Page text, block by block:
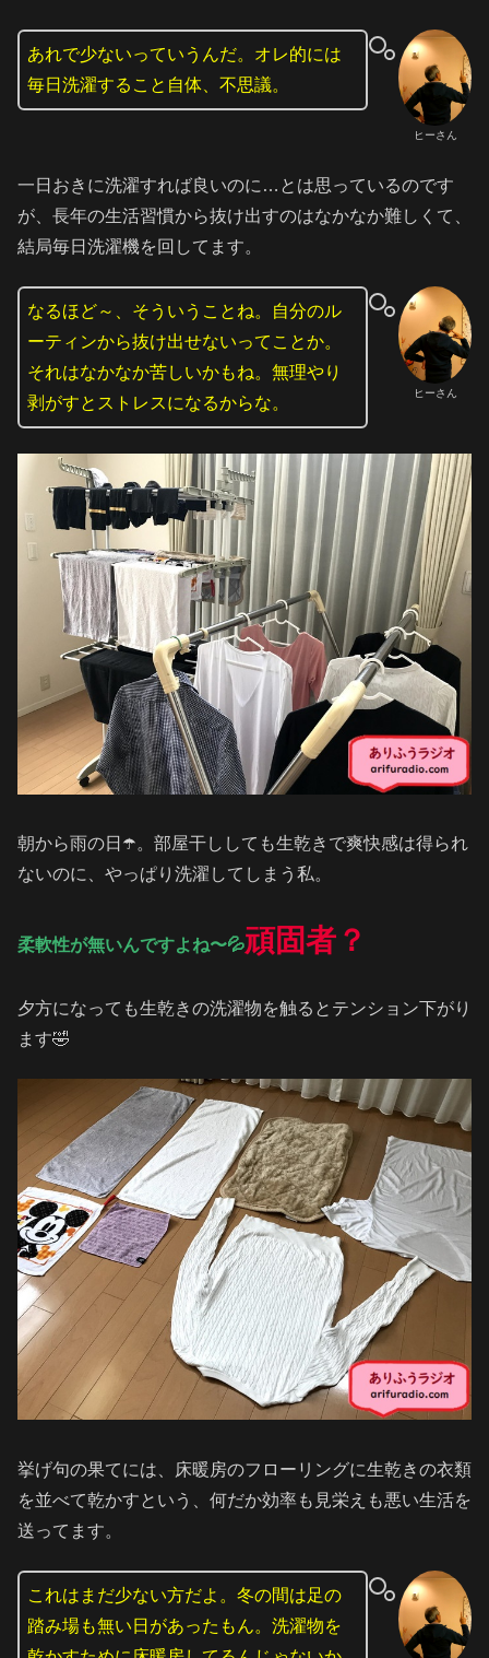
ヒーさん
あれで少ないっていうんだ。オレ的には
毎日洗濯すること自体、不思議。
一日おきに洗濯すれば良いのに…とは思っているのです
が、長年の生活習慣から抜け出すのはなかなか難しくて、
結局毎日洗濯機を回してます。
ヒーさん
なるほど～、そういうことね。自分のル
ーティンから抜け出せないってことか。
それはなかなか苦しいかもね。無理やり
剥がすとストレスになるからな。
朝から雨の日☂️。部屋干ししても生乾きで爽快感は得られ
ないのに、やっぱり洗濯してしまう私。
柔軟性が無いんですよね〜💦頑固者？
夕方になっても生乾きの洗濯物を触るとテンション下がり
ます🤣
挙げ句の果てには、床暖房のフローリングに生乾きの衣類
を並べて乾かすという、何だか効率も見栄えも悪い生活を
送ってます。
これはまだ少ない方だよ。冬の間は足の
踏み場も無い日があったもん。洗濯物を